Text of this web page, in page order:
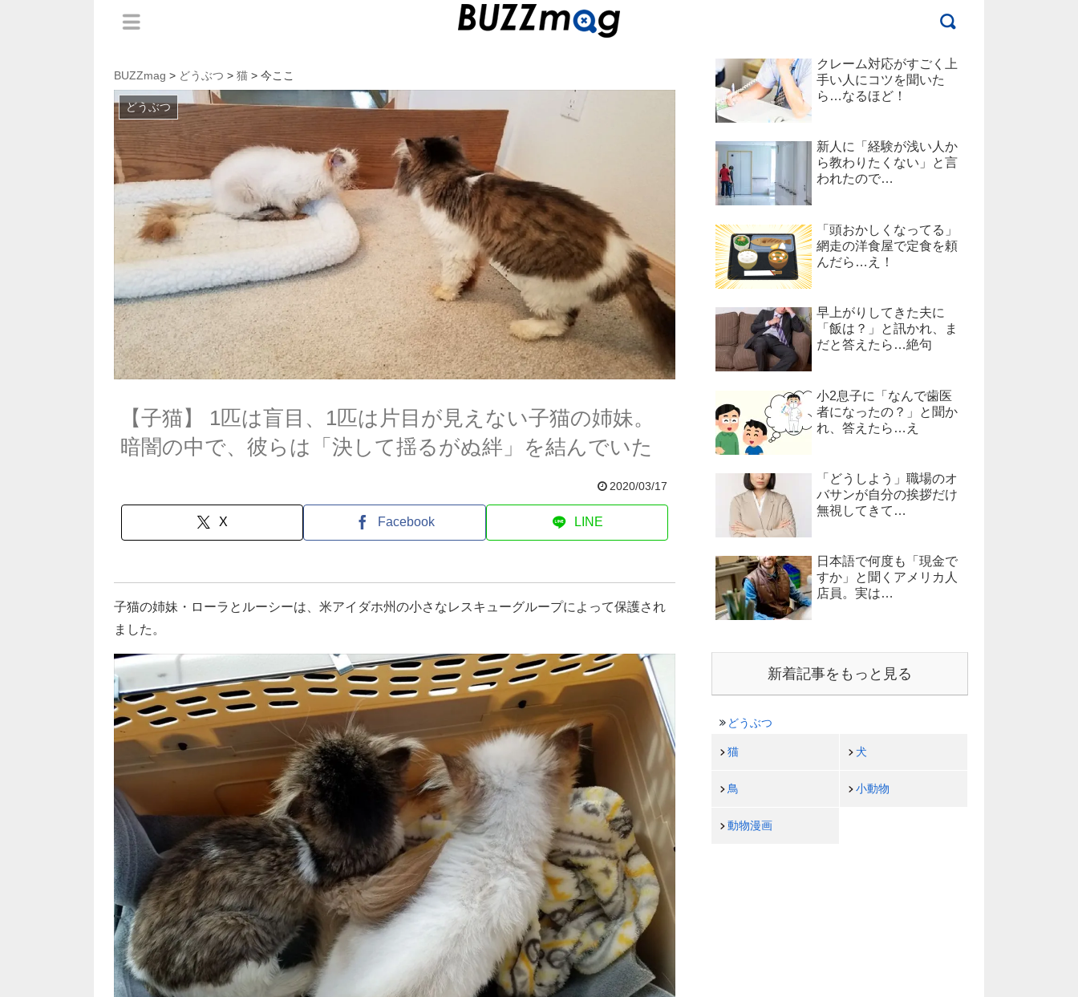
BUZZmag > どうぶつ > 猫 > 今ここ
どうぶつ
【子猫】 1匹は盲目、1匹は片目が見えない子猫の姉妹。
暗闇の中で、彼らは「決して揺るがぬ絆」を結んでいた
2020/03/17
X Facebook LINE
子猫の姉妹・ローラとルーシーは、米アイダホ州の小さなレスキューグループによって保護され
ました。
クレーム対応がすごく上
手い人にコツを聞いた
ら…なるほど！
新人に「経験が浅い人か
ら教わりたくない」と言
われたので…
「頭おかしくなってる」
網走の洋食屋で定食を頼
んだら…え！
早上がりしてきた夫に
「飯は？」と訊かれ、ま
だと答えたら…絶句
小2息子に「なんで歯医
者になったの？」と聞か
れ、答えたら…え
「どうしよう」職場のオ
バサンが自分の挨拶だけ
無視してきて…
日本語で何度も「現金で
すか」と聞くアメリカ人
店員。実は…
新着記事をもっと見る
どうぶつ
猫 犬
鳥 小動物
動物漫画